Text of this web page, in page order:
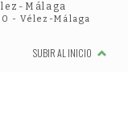
Málaga
- Vélez-Málaga
SUBIR AL INICIO